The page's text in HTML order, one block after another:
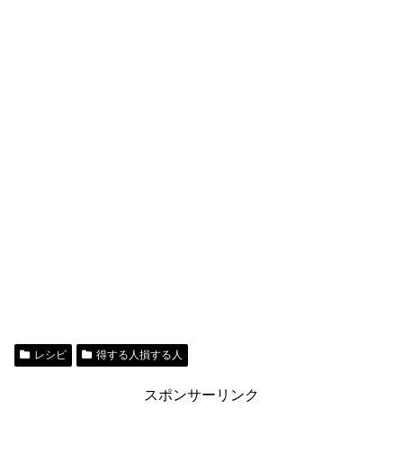
レシピ 得する人損する人
スポンサーリンク